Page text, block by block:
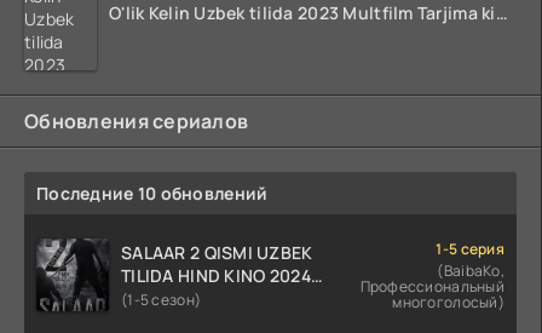
O'lik Kelin Uzbek tilida 2023 Multfilm Tarjima kino skachat
Обновления сериалов
Последние 10 обновлений
SALAAR 2 QISMI UZBEK
TILIDA HIND KINO 2024
TARJIMA 720p HD Skachat
(1-5 сезон)
1-5 серия
(BaibaKo,
Профессиональный
многоголосый)